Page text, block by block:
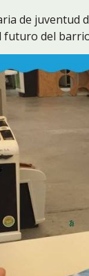
de
futuro del